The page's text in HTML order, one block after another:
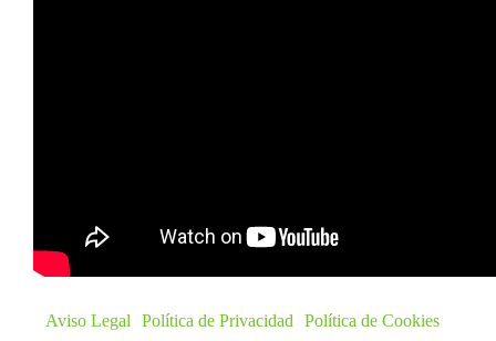
Aviso Legal Política de Privacidad Política de Cookies